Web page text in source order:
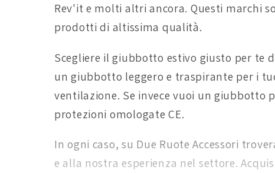
Rev'it e molti altri ancora. Questi marchi
prodotti di altissima qualità.
Scegliere il giubbotto estivo giusto per te
un giubbotto leggero e traspirante per i
ventilazione. Se invece vuoi un giubbotto
protezioni omologate CE.
In ogni caso, su Due Ruote Accessori
e alla nostra esperienza nel settore.